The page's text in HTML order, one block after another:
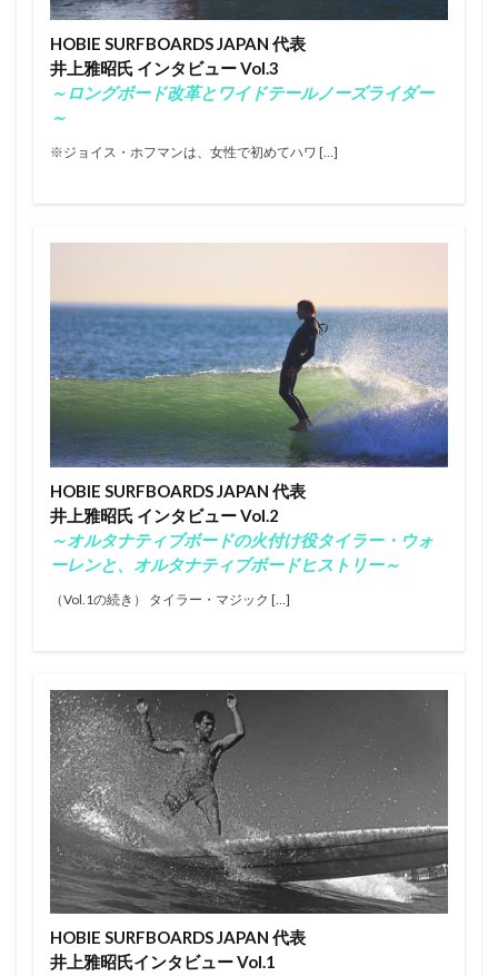
HOBIE SURFBOARDS JAPAN 代表
井上雅昭氏 インタビュー Vol.3
～ロングボード改革とワイドテールノーズライダー
～
※ジョイス・ホフマンは、女性で初めてハワ […]
HOBIE SURFBOARDS JAPAN 代表
井上雅昭氏 インタビュー Vol.2
～オルタナティブボードの火付け役タイラー・ウォ
ーレンと、オルタナティブボードヒストリー～
（Vol.1の続き） タイラー・マジック […]
HOBIE SURFBOARDS JAPAN 代表
井上雅昭氏インタビュー Vol.1
オンラインコンテスト
カラップフリップ
カラムロブソン
カリッサ・ムーア
キャロライン・マークス
キャンプ
キラーサーフ
グランドチャンピオン
グリフィン・コラピント
ジョアン・ディファイ
ジョエル・チューダー
ジョエルチューダー
ジョン・ジョン・フローレンス
ジョンジョンフローレンス
スイッチスタンス
スウェル
ステファニー・ギルモア
ソフトボード
タイラー・ウォーレン
タイラー・ライト
タイラーウォーレン
タティアナ・ウェストン・ウェブ
チーターファイブ
チマジャ
ノーズライディング
ノア・ディーン
パイプマスターズ
パラサーフィン
ビッグウェーブツアー
ファイアーワイヤー
フィリッペ・トレド
フィリペ・トレド
ふもとっぱらキャンプ場
ブライス・ヤング
プロ
ホノルア・ブロムフィールド
ホノルアブロムフィールド
ホビー
ミック・ファニング
ミッドレングス
ミニシモンズ
モリ―・ピックラム
モリー・ピックラム
ロックダンス
ロングボード
中塩佳那
五十嵐カノア
井上桜 井上鷹